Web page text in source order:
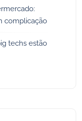
complicação
techs estão